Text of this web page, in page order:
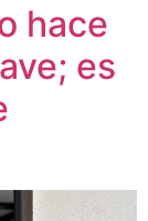
hace
es